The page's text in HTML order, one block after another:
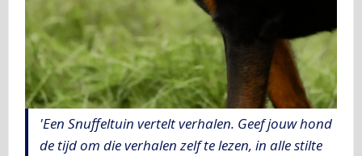
'Een Snuffeltuin vertelt verhalen. Geef jouw hond
de tijd om die verhalen zelf te lezen, in alle stilte